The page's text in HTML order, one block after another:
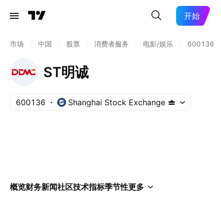
开始
市场 中国 股票 消费者服务 电影/娱乐 600136
ST明诚
600136 Shanghai Stock Exchange
概览财务新闻社区技术指标季节性更多